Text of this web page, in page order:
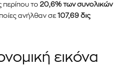
περίπου το 20,6% των συνολικών
ανήλθαν σε 107,69 δις
εικόνα